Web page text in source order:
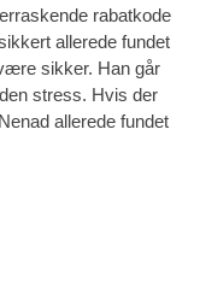
rabatkode
allerede fundet
sikker. Han går
stress. Hvis der
allerede fundet